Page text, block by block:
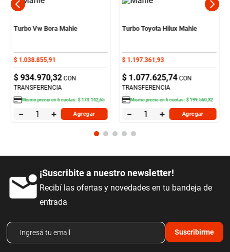
Turbo Vw Bora Mahle
$ 1 .038.855,91
$ 934.970,32 CON
TRANSFERENCIA
Mismo precio en6cuotas:$ 173.142,65
＋
－ Agregar
Turbo Toyota Hilux Mahle
$ 1 .197.361 ,93
$ 1.077.625,74 CON
TRANSFERENCIA
Mismo precio en6cuotas:$ 199.560,32
＋
－ Agregar
¡Suscribite a nuestro newsletter!
Recibí las ofertas y novedades en tu bandeja de
entrada
Suscribirme